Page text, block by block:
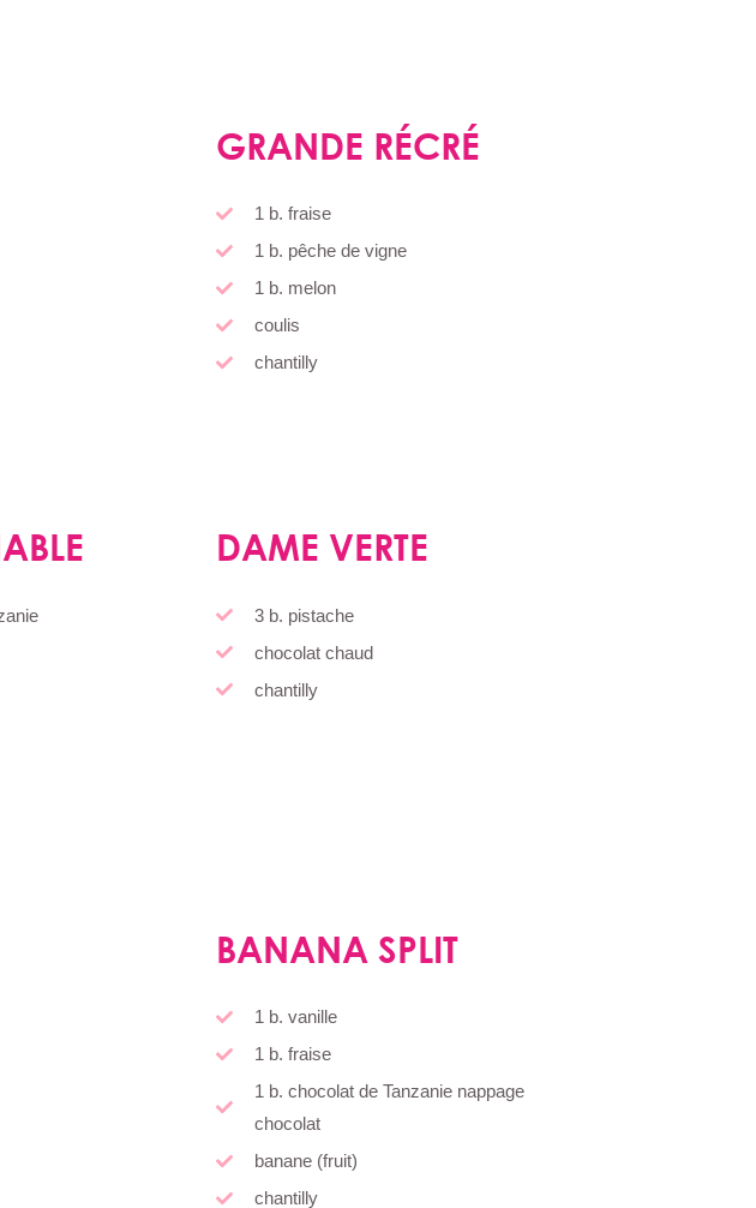
GRANDE RÉCRÉ
1 b. fraise
1 b. pêche de vigne
1 b. melon
coulis
chantilly
DAME VERTE
3 b. pistache
chocolat chaud
chantilly
BANANA SPLIT
1 b. vanille
1 b. fraise
1 b. chocolat de Tanzanie nappage
chocolat
banane (fruit)
chantilly